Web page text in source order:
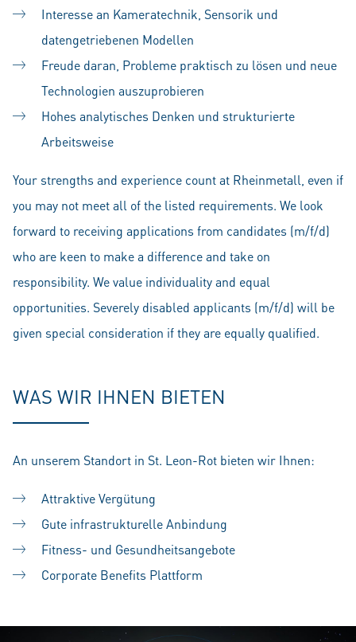
Interesse an Kameratechnik, Sensorik und
datengetriebenen Modellen
Freude daran, Probleme praktisch zu lösen und neue
Technologien auszuprobieren
Hohes analytisches Denken und strukturierte
Arbeitsweise
Your strengths and experience count at Rheinmetall, even if
you may not meet all of the listed requirements. We look
forward to receiving applications from candidates (m/f/d)
who are keen to make a difference and take on
responsibility. We value individuality and equal
opportunities. Severely disabled applicants (m/f/d) will be
given special consideration if they are equally qualified.
WAS WIR IHNEN BIETEN
An unserem Standort in St. Leon-Rot bieten wir Ihnen:
Attraktive Vergütung
Gute infrastrukturelle Anbindung
Fitness- und Gesundheitsangebote
Corporate Benefits Plattform